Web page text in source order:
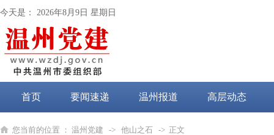
今天是： 2026年8月9日 星期日
首页 要闻速递 温州报道 高层动态
党纪学习教育
您当前的位置 ： 温州党建 -> 他山之石 -> 正文